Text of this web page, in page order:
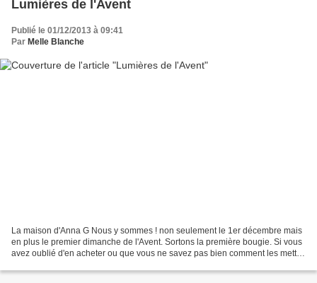
Lumières de l'Avent
Publié le 01/12/2013 à 09:41
Par Melle Blanche
La maison d'Anna G Nous y sommes ! non seulement le 1er décembre mais
en plus le premier dimanche de l'Avent. Sortons la première bougie. Si vous
avez oublié d'en acheter ou que vous ne savez pas bien comment les mettre